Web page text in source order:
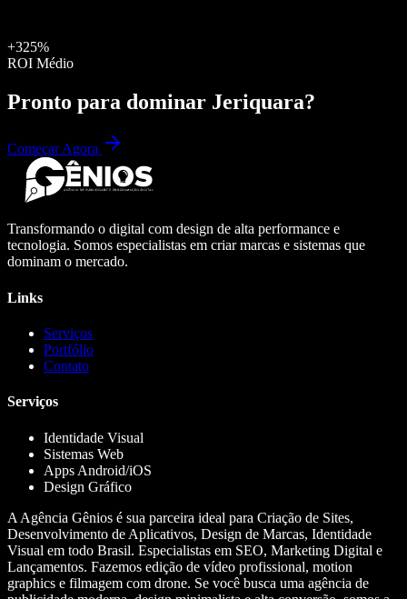
+325%
ROI Médio
Pronto para dominar Jeriquara?
Começar Agora
Transformando o digital com design de alta performance e
tecnologia. Somos especialistas em criar marcas e sistemas que
dominam o mercado.
Links
Serviços
Portfólio
Contato
Serviços
Identidade Visual
Sistemas Web
Apps Android/iOS
Design Gráfico
A Agência Gênios é sua parceira ideal para Criação de Sites,
Desenvolvimento de Aplicativos, Design de Marcas, Identidade
Visual em todo Brasil. Especialistas em SEO, Marketing Digital e
Lançamentos. Fazemos edição de vídeo profissional, motion
graphics e filmagem com drone. Se você busca uma agência de